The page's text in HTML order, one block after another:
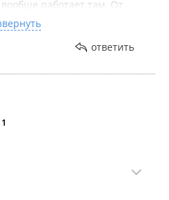
работает там. От
приходить туда,
приятные девушки,
и не пытаются втюхать
ответить
1